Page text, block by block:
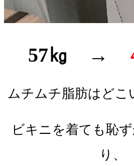
57㎏ →
ムチムチ脂肪はどこ
ビキニを着ても恥
り、